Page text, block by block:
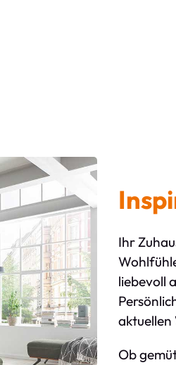
Ihr
liebevoll
aktuellen
Ob